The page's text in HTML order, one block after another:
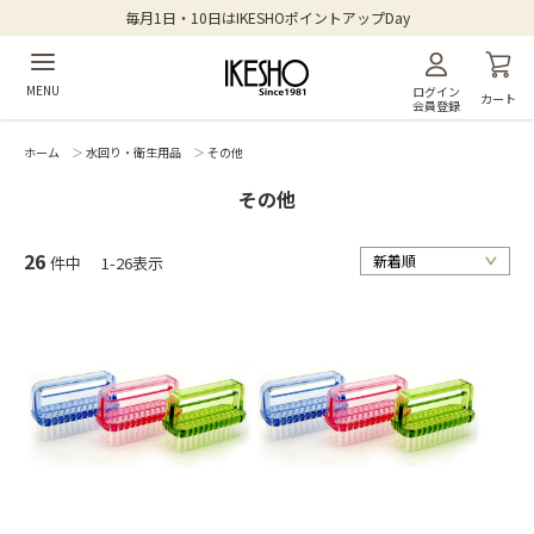
毎月1日・10日はIKESHOポイントアップDay
MENU
ログイン
会員登録
カート
ホーム ＞ 水回り・衛生用品 ＞ その他
その他
26 件中 1-26表示